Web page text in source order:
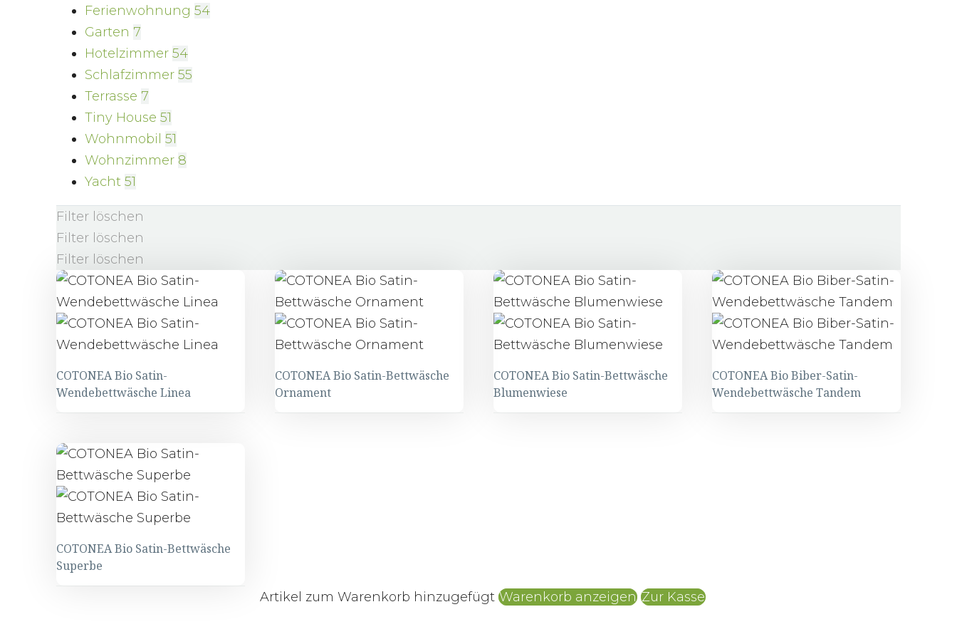
Ferienwohnung 54
Garten 7
Hotelzimmer 54
Schlafzimmer 55
Terrasse 7
Tiny House 51
Wohnmobil 51
Wohnzimmer 8
Yacht 51
Filter löschen
Filter löschen
Filter löschen
COTONEA Bio Satin-
Wendebettwäsche Linea
Bio
Wendebettwäsche
COTONEA Bio Satin-Bettwäsche
Ornament
COTONEA Bio Satin-Bettwäsche
Blumenwiese
COTONEA Bio Biber-Satin-
Wendebettwäsche Tandem
COTONEA Bio Satin-Bettwäsche
Superbe
Artikel zum Warenkorb hinzugefügt Warenkorb anzeigen Zur Kasse